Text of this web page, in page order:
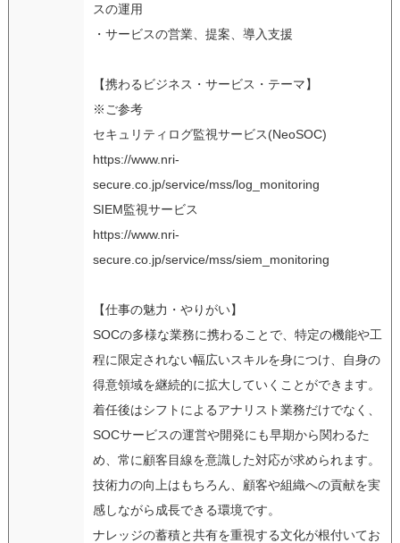
スの運用
・サービスの営業、提案、導入支援
【携わるビジネス・サービス・テーマ】
※ご参考
セキュリティログ監視サービス(NeoSOC)
https://www.nri-
secure.co.jp/service/mss/log_monitoring
SIEM監視サービス
https://www.nri-
secure.co.jp/service/mss/siem_monitoring
【仕事の魅力・やりがい】
SOCの多様な業務に携わることで、特定の機能や工
程に限定されない幅広いスキルを身につけ、自身の
得意領域を継続的に拡大していくことができます。
着任後はシフトによるアナリスト業務だけでなく、
SOCサービスの運営や開発にも早期から関わるた
め、常に顧客目線を意識した対応が求められます。
技術力の向上はもちろん、顧客や組織への貢献を実
感しながら成長できる環境です。
ナレッジの蓄積と共有を重視する文化が根付いてお